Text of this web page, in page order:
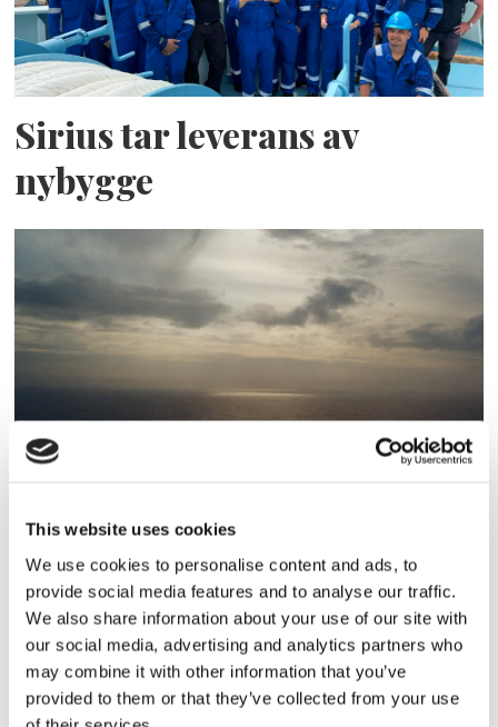
This website uses cookies
We use cookies to personalise content and ads, to
provide social media features and to analyse our traffic.
We also share information about your use of our site with
our social media, advertising and analytics partners who
may combine it with other information that you’ve
provided to them or that they’ve collected from your use
Sirius tar leverans av
nybygge
Lars ”Lasse” Fransén